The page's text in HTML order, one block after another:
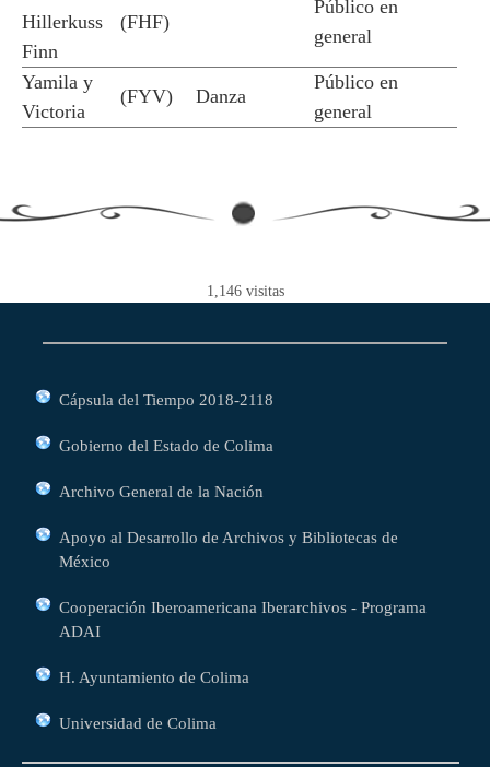
Hillerkuss
Finn
(FHF)
Público en
general
Yamila y
Victoria
(FYV) Danza
Público en
general
1,146visitas
Cápsula del Tiempo 2018-2118
Gobierno del Estado de Colima
Archivo General de la Nación
Apoyo al Desarrollo de Archivos y Bibliotecas de
México
Cooperación Iberoamericana Iberarchivos - Programa
ADAI
H. Ayuntamiento de Colima
Universidad de Colima